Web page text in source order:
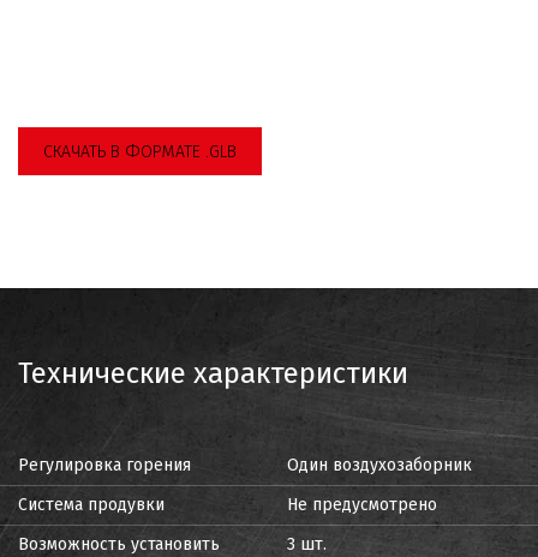
СКАЧАТЬ В ФОРМАТЕ .GLB
Технические характеристики
Регулировка горения
Один воздухозаборник
Система продувки
Не предусмотрено
Возможность установить
3 шт.